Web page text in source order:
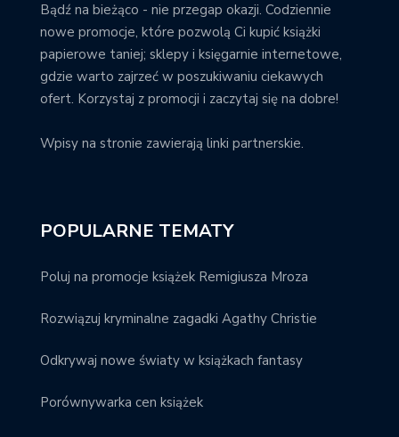
Bądź na bieżąco - nie przegap okazji. Codziennie
nowe promocje, które pozwolą Ci kupić książki
papierowe taniej; sklepy i księgarnie internetowe,
gdzie warto zajrzeć w poszukiwaniu ciekawych
ofert. Korzystaj z promocji i zaczytaj się na dobre!
Wpisy na stronie zawierają linki partnerskie.
POPULARNE TEMATY
Poluj na promocje książek Remigiusza Mroza
Rozwiązuj kryminalne zagadki Agathy Christie
Odkrywaj nowe światy w książkach fantasy
Porównywarka cen książek